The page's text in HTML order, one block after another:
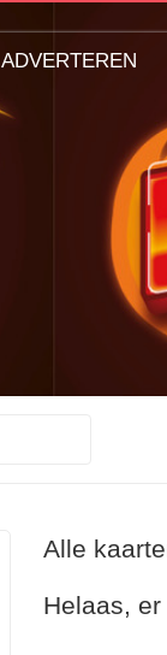
Alle
Helaas,
ADVERTEREN